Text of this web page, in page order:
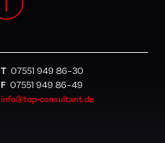
T 07551 949 86 – 30
F 07551 949 86 – 49
info@top-consultant.de